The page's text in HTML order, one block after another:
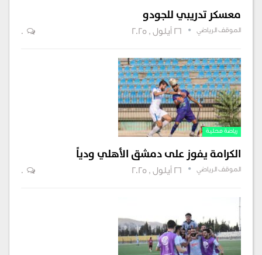
معسكر تدريبي للجودو
الموقف الرياضي 26 أيلول , 2025 0
رياضة محلية
الكرامة يفوز على دمشق الأهلي ودياً
الموقف الرياضي 26 أيلول , 2025 0